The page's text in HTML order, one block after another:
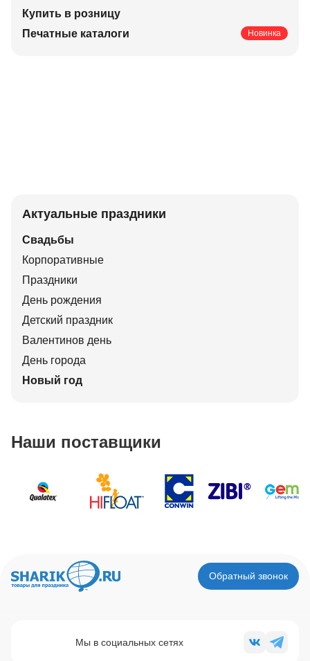
Купить в розницу
Печатные каталоги
Новинка
Актуальные праздники
Свадьбы
Корпоративные
Праздники
День рождения
Детский праздник
Валентинов день
День города
Новый год
Наши поставщики
Обратный звонок
Мы в социальных сетях